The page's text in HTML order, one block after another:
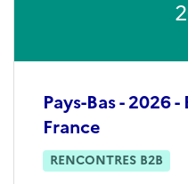
Pays-Bas - 2026
France
RENCONTRES B2B